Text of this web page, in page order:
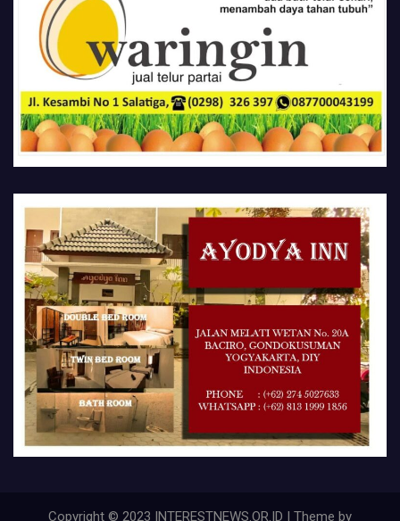
Copyright © 2023 INTERESTNEWS.OR.ID | Theme by